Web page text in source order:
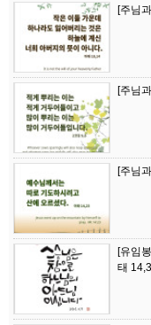
[주님
[주님
[주님
[유임
태